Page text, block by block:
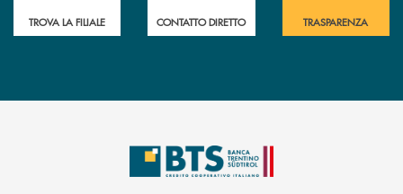
TROVA LA FILIALE CONTATTO DIRETTO TRASPARENZA